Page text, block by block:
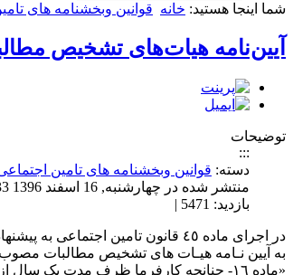
شما اینجا هستید: خانه قوانین وبخشنامه های
آیین‌نامه هیات‌های تشخیص مطالبات اعلام الحاق و
توضیحات
:::
دسته: قوانین وبخشنامه های تامین
منتشر شده در چهارشنبه, 16 اسفند 1396 12:33 |
بازدید: 5471 |
به آیین نـامه هیـات های تشخیص مطالبات مصوب ٢٤‏‏‏‏‏‏‏‏‏‏/٠٥‏‏‏‏‏‏‏‏‏‏/١٣٧٣ شورای عالی تامین اجتماعی الحاق گردید.
«ماده ١٦‏‏‏‏‏‏‏‏‏‏- چنانچه کارفرما ظرف مدت یک